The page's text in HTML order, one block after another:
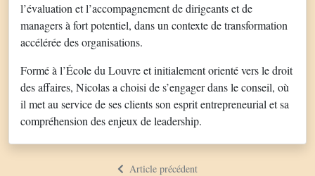
l’évaluation et l’accompagnement de dirigeants et de
managers à fort potentiel, dans un contexte de transformation
accélérée des organisations.
Formé à l’École du Louvre et initialement orienté vers le droit
des affaires, Nicolas a choisi de s’engager dans le conseil, où
il met au service de ses clients son esprit entrepreneurial et sa
compréhension des enjeux de leadership.
Article précédent